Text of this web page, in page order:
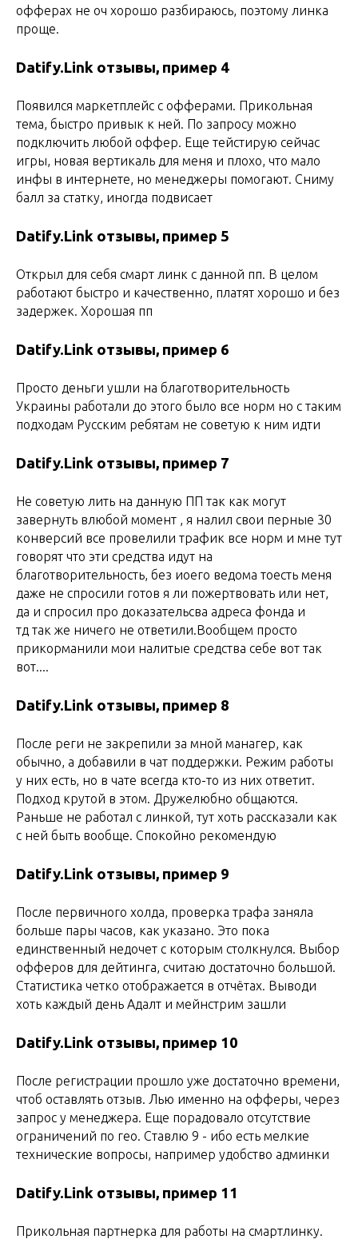
офферах не оч хорошо разбираюсь, поэтому линка
проще.
Datify.Link отзывы, пример 4
Появился маркетплейс с офферами. Прикольная
тема, быстро привык к ней. По запросу можно
подключить любой оффер. Еще тейстирую сейчас
игры, новая вертикаль для меня и плохо, что мало
инфы в интернете, но менеджеры помогают. Сниму
балл за статку, иногда подвисает
Datify.Link отзывы, пример 5
Открыл для себя смарт линк с данной пп. В целом
работают быстро и качественно, платят хорошо и без
задержек. Хорошая пп
Datify.Link отзывы, пример 6
Просто деньги ушли на благотворительность
Украины работали до этого было все норм но с таким
подходам Русским ребятам не советую к ним идти
Datify.Link отзывы, пример 7
Не советую лить на данную ПП так как могут
завернуть влюбой момент , я налил свои перные 30
конверсий все провелили трафик все норм и мне тут
говорят что эти средства идут на
благотворительность, без иоего ведома тоесть меня
даже не спросили готов я ли пожертвовать или нет,
да и спросил про доказательсва адреса фонда и
тд так же ничего не ответили.Вообщем просто
прикорманили мои налитые средства себе вот так
вот....
Datify.Link отзывы, пример 8
После реги не закрепили за мной манагер, как
обычно, а добавили в чат поддержки. Режим работы
у них есть, но в чате всегда кто-то из них ответит.
Подход крутой в этом. Дружелюбно общаются.
Раньше не работал с линкой, тут хоть рассказали как
с ней быть вообще. Спокойно рекомендую
Datify.Link отзывы, пример 9
После первичного холда, проверка трафа заняла
больше пары часов, как указано. Это пока
единственный недочет с которым столкнулся. Выбор
офферов для дейтинга, считаю достаточно большой.
Статистика четко отображается в отчётах. Выводи
хоть каждый день Адалт и мейнстрим зашли
Datify.Link отзывы, пример 10
После регистрации прошло уже достаточно времени,
чтоб оставлять отзыв. Лью именно на офферы, через
запрос у менеджера. Еще порадовало отсутствие
ограничений по гео. Ставлю 9 - ибо есть мелкие
технические вопросы, например удобство админки
Datify.Link отзывы, пример 11
Прикольная партнерка для работы на смартлинку.